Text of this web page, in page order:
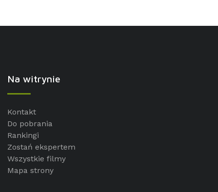
Na witrynie
Kontakt
Do pobrania
Rankingi
Zostań ekspertem
Wszystkie filmy
Mapa strony